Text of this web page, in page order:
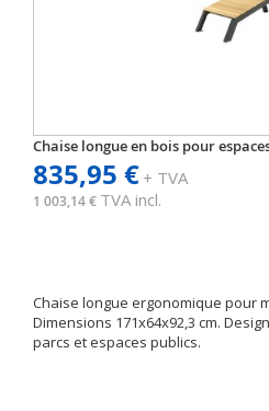
Chaise longue en bois pour
835,95 €+ TVA
1 003,14 € TVA incl.
Chaise longue ergonomique pour
Dimensions 171x64x92,3 cm.
parcs et espaces publics.